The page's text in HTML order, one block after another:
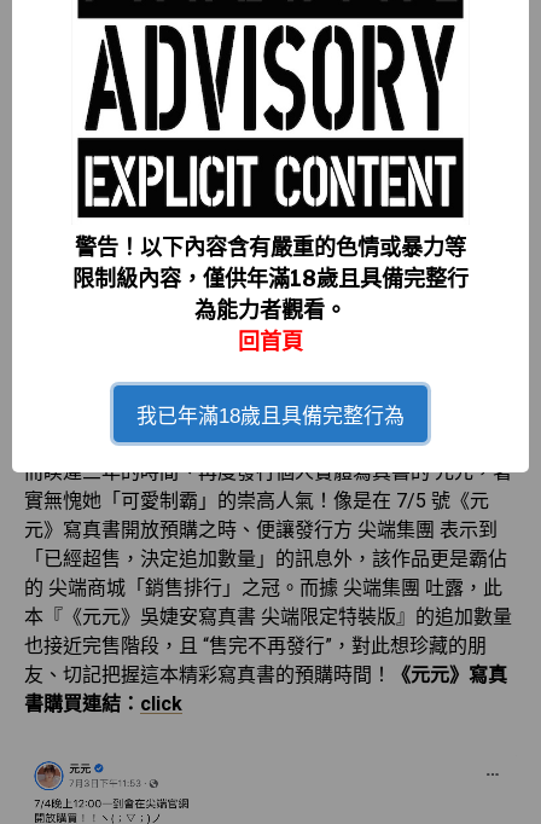
▲ 『《元元》吳婕安寫真書 尖端限定特裝
版』一開放預購，發行方『尖端集團』便決定
追加數量。
而睽違三年的時間、再度發行個人實體寫真書的 元元，著
實無愧她「可愛制霸」的崇高人氣！像是在 7/5 號《元
元》寫真書開放預購之時、便讓發行方 尖端集團 表示到
「已經超售，決定追加數量」的訊息外，該作品更是霸佔
的 尖端商城「銷售排行」之冠。而據 尖端集團 吐露，此
本『《元元》吳婕安寫真書 尖端限定特裝版』的追加數量
也接近完售階段，且 “售完不再發行”，對此想珍藏的朋
友、切記把握這本精彩寫真書的預購時間！
《元元》寫真
書購買連結： click
警告！以下內容含有嚴重的色情或暴力等
限制級內容，僅供年滿18歲且具備完整行
為能力者觀看。
回首頁
我已年滿18歲且具備完整行為